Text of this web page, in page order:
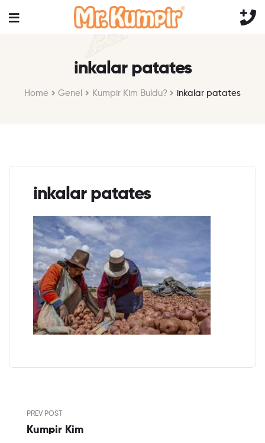
inkalar patates
Home Genel Kumpir Kim Buldu? inkalar patates
inkalar patates
PREV POST
Kumpir Kim